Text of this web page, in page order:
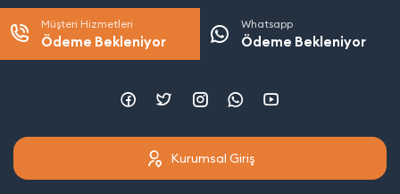
Müşteri Hizmetleri
Ödeme Bekleniyor
Whatsapp
Ödeme Bekleniyor
Kurumsal Giriş